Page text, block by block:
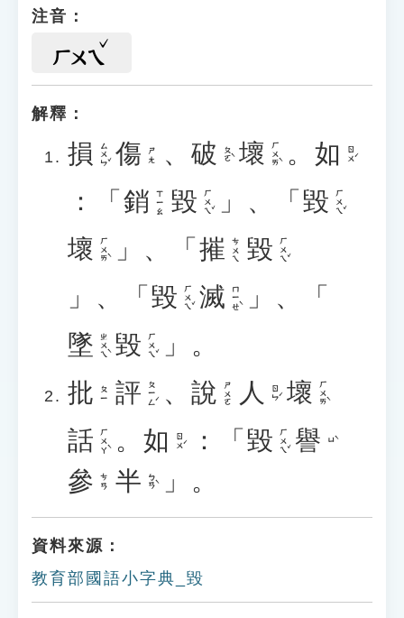
注音：
ㄏㄨㄟ
解釋：
損 ㄙㄨㄣˇ 傷 ㄕㄤ 、 破 ㄆㄛˋ 壞 ㄏㄨㄞˋ 。 如 ㄖㄨˊ
：「 銷 ㄒㄧㄠ 毀 ㄏㄨㄟˇ 」、「 毀 ㄏㄨㄟˇ
壞 ㄏㄨㄞˋ 」、「 摧 ㄘㄨㄟ 毀 ㄏㄨㄟˇ
」、「 毀 ㄏㄨㄟˇ 滅 ㄇㄧㄝˋ
」、「
墜 ㄓㄨㄟˋ 毀 ㄏㄨㄟˇ
」。
批 ㄆㄧ 評 ㄆㄧㄥˊ 、 說 ㄕㄨㄛ 人 ㄖㄣˊ 壞 ㄏㄨㄞˋ
話 ㄏㄨㄚˋ 。 如 ㄖㄨˊ ：「 毀 ㄏㄨㄟˇ 譽 ㄩˋ
參 ㄘㄢ 半 ㄅㄢˋ 」。
資料來源：
教育部國語小字典_毀